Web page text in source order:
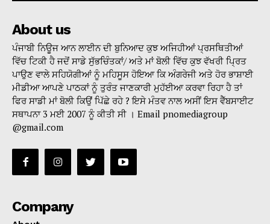
About us
ਪੰਜਾਬੀ ਨਿਊਜ ਆਨ ਲਾਈਨ ਦੀ ਬੁਨਿਆਦ ਕੁਝ ਅਜਿਹੀਆਂ ਪ੍ਰਸਥਿਤੀਆਂ
ਵਿੱਚ ਟਿਕੀ ਹੈ ਜਦੋਂ ਸਾਡੇ ਸੁੱਭਚਿੰਤਕਾਂ/ ਅਤੇ ਮਾਂ ਬੋਲੀ ਵਿੱਚ ਕੁਝ ਵੱਖਰੀ ਪ੍ਰਿਤ
ਪਾਉਣ ਵਾਲੇ ਸਹਿਯੋਗੀਆਂ ਨੂੰ ਮਹਿਸੂਸ ਹੋਇਆ ਕਿ ਅੰਗਰੇਜੀ ਅਤੇ ਹੋਰ ਭਾਸ਼ਾਈ
ਮੀਡੀਆ ਆਪਣੇ ਪਾਠਕਾਂ ਨੂੰ ਤੁਰੰਤ ਜਾਣਕਾਰੀ ਮੁਹੱਈਆ ਕਰਵਾ ਰਿਹਾ ਹੈ ਤਾਂ
ਫਿਰ ਸਾਡੀ ਮਾਂ ਬੋਲੀ ਕਿਉਂ ਪਿੱਛੇ ਰਹੇ ? ਇਸੇ ਮੰਤਵ ਨਾਲ ਅਸੀਂ ਇਸ ਵੈੱਬਸਾਈਟ
ਸਥਾਪਨਾ 3 ਮਈ 2007 ਨੂੰ ਕੀਤੀ ਸੀ । Email pnomediagroup
@gmail.com
Company